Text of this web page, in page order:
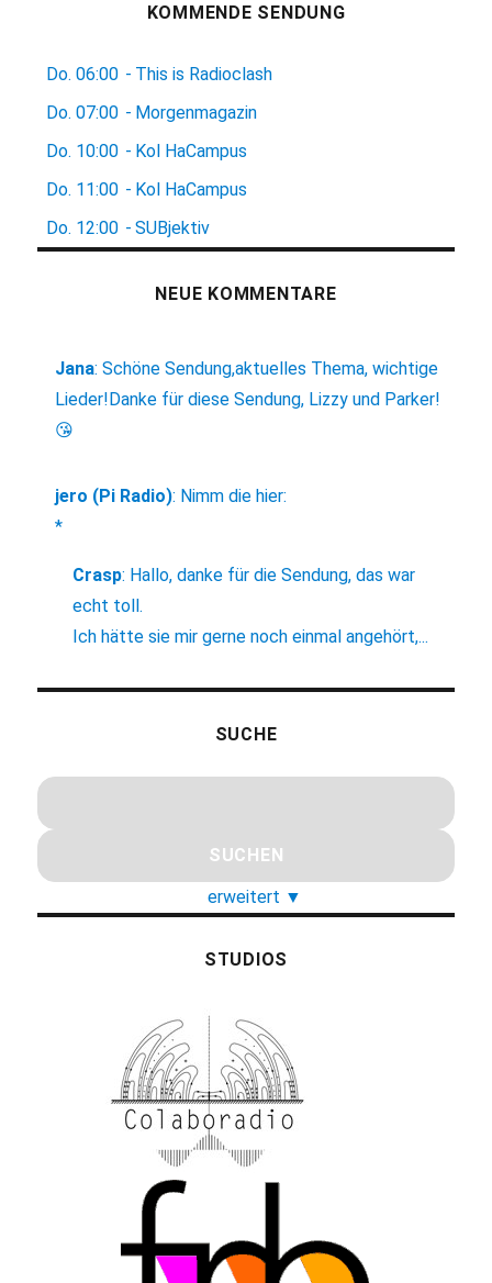
KOMMENDE SENDUNG
Do. 06:00 - This is Radioclash
Do. 07:00 - Morgenmagazin
Do. 10:00 - Kol HaCampus
Do. 11:00 - Kol HaCampus
Do. 12:00 - SUBjektiv
NEUE KOMMENTARE
Jana:Schöne Sendung,aktuelles Thema, wichtige
Lieder!Danke für diese Sendung, Lizzy und Parker!
😘
jero (Pi Radio): Nimm die hier:
*
Crasp: Hallo, danke für die Sendung, das war
echt toll.
Ich hätte sie mir gerne noch einmal angehört,...
SUCHE
erweitert ▼
STUDIOS